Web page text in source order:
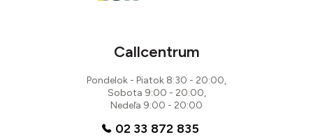
Callcentrum
Pondelok - Piatok 8:30 - 20:00,
Sobota 9:00 - 20:00,
Nedeľa 9:00 - 20:00
02 33 872 835